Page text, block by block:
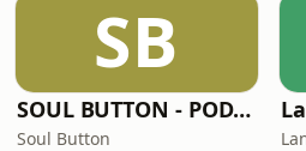
US-Sanktionen
SB
SOUL BUTTON - PODCAST
Soul Button